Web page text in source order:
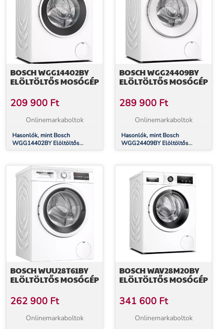
BOSCH WGG14402BY
ELÖLTÖLTŐS MOSÓGÉP
209 900 Ft
Onlinemarkaboltok
Hasonlók, mint Bosch
WGG14402BY Elöltöltős
mosógép
BOSCH WGG24409BY
ELÖLTÖLTŐS MOSÓGÉP
289 900 Ft
Onlinemarkaboltok
Hasonlók, mint Bosch
WGG24409BY Elöltöltős
mosógép
BOSCH WUU28T61BY
ELÖLTÖLTŐS MOSÓGÉP
262 900 Ft
Onlinemarkaboltok
BOSCH WAV28M20BY
ELÖLTÖLTŐS MOSÓGÉP
341 600 Ft
Onlinemarkaboltok